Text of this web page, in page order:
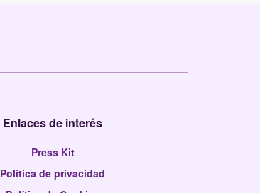
Enlaces de interés
Press Kit
Política de privacidad